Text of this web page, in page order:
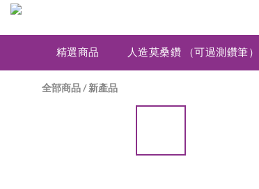
精選商品 人造莫桑鑽 （可過測鑽筆）
全部商品/新產品